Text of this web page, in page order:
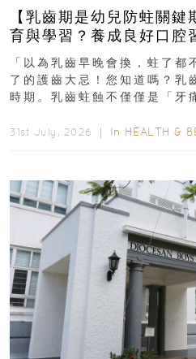
【乳齒期是幼兒防蛀關
育與學習？養成良好口腔習慣， 舒適
瑯質 兒童牙膏防護指南
「以為乳齒早晚會換，蛀了都
了的護齒大忌！您知道嗎？乳
時期。乳齒蛀蝕不僅僅是「牙
31st July, 2026 ｜ In HEALTH &